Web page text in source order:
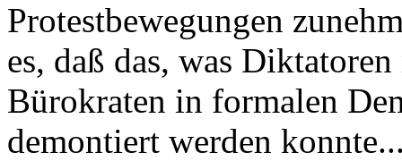
Protestbewegungen
es, daß das, was
Bürokraten in formalen
demontiert werden